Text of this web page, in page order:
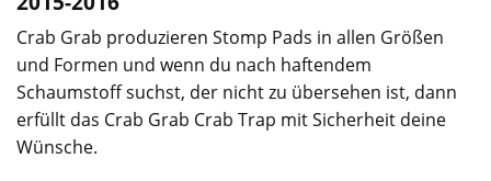
Crab Grab produzieren Stomp Pads in allen Größen
und Formen und wenn du nach haftendem
Schaumstoff suchst, der nicht zu übersehen ist, dann
erfüllt das Crab Grab Crab Trap mit Sicherheit deine
Wünsche.